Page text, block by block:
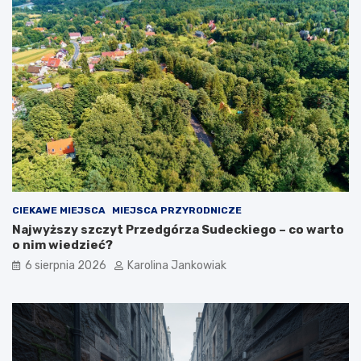
k
a
ż
d
ą
o
k
a
z
j
ę
CIEKAWE MIEJSCA MIEJSCA PRZYRODNICZE
Najwyższy szczyt Przedgórza Sudeckiego – co warto
o nim wiedzieć?
6 sierpnia 2026 Karolina Jankowiak